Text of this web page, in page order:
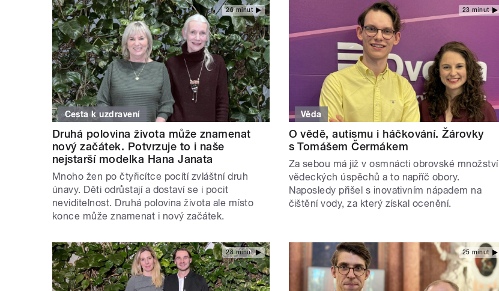
26 minut
Cesta k uzdravení
Druhá polovina života může znamenat
nový začátek. Potvrzuje to i naše
nejstarší modelka Hana Janata
Mnoho žen po čtyřicítce pocítí zvláštní druh
únavy. Děti odrůstají a dostaví se i pocit
neviditelnost. Druhá polovina života ale místo
konce může znamenat i nový začátek.
23 minut
Věda
O vědě, autismu i háčkování. Žárovky
s Tomášem Čermákem
Za sebou má již v osmnácti obrovské množství
vědeckých úspěchů a to napříč obory.
Naposledy přišel s inovativním nápadem na
čištění vody, za který získal ocenění.
28 minut 25 minut